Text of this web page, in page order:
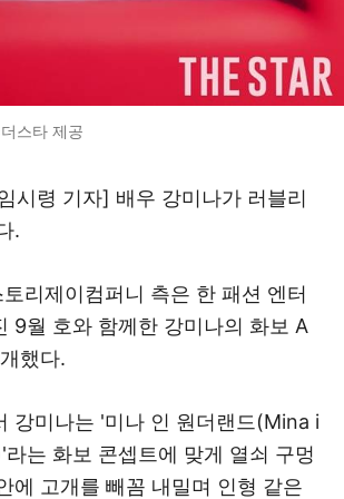
스타 제공
시령 기자] 배우 강미나가 러블리
.
리제이컴퍼니 측은 한 패션 엔터
9월 호와 함께한 강미나의 화보 A
했다.
강미나는 '미나 인 원더랜드(Mina i
는 화보 콘셉트에 맞게 열쇠 구멍
에 고개를 빼꼼 내밀며 인형 같은